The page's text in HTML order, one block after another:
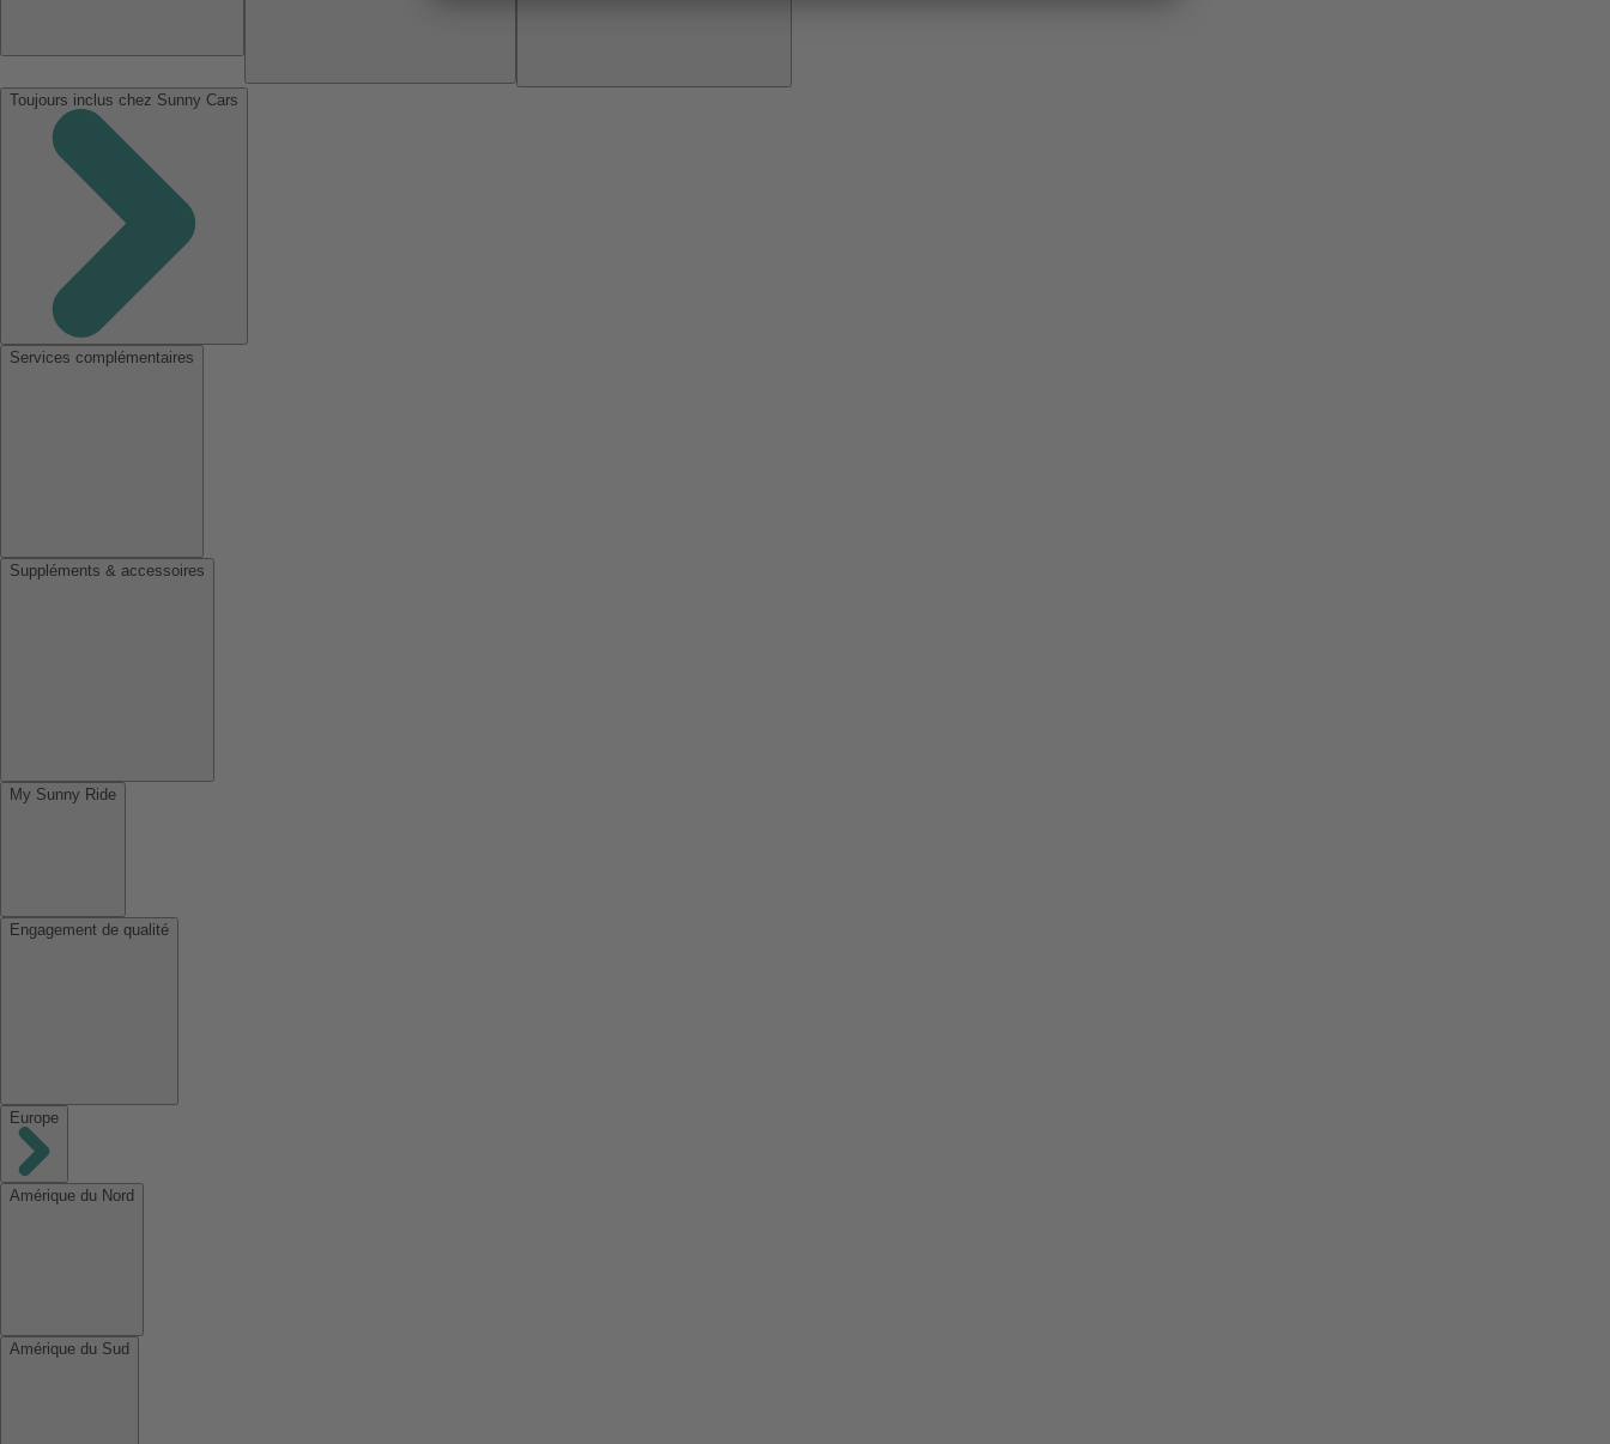
Toujours inclus chez Sunny Cars
Services complémentaires
Suppléments & accessoires
My Sunny Ride
Engagement de qualité
Europe
Amérique du Nord
Amérique du Sud